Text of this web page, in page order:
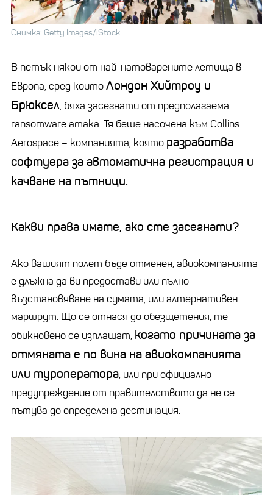
Снимка: Getty Images/iStock
В петък някои от най-натоварените летища в
Европа, сред коитоЛондон Хийтроу и
Брюксел, бяха засегнати от предполагаема
ransomware атака. Тя беше насочена към Collins
Aerospace – компанията, която разработва
софтуера за автоматична регистрация и
качване на пътници.
Какви права имате, ако сте засегнати?
Ако вашият полет бъде отменен, авиокомпанията
е длъжна да ви предостави или пълно
възстановяване на сумата, или алтернативен
маршрут. Що се отнася до обезщетения, те
обикновено се изплащат, когато причината за
отмяната е по вина на авиокомпанията
или туроператора, или при официално
предупреждение от правителството да не се
пътува до определена дестинация.